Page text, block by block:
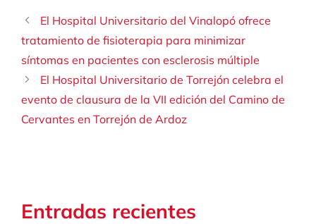
El Hospital Universitario del Vinalopó ofrece
tratamiento de fisioterapia para minimizar
síntomas en pacientes con esclerosis múltiple
El Hospital Universitario de Torrejón celebra el
evento de clausura de la VII edición del Camino de
Cervantes en Torrejón de Ardoz
Entradas recientes